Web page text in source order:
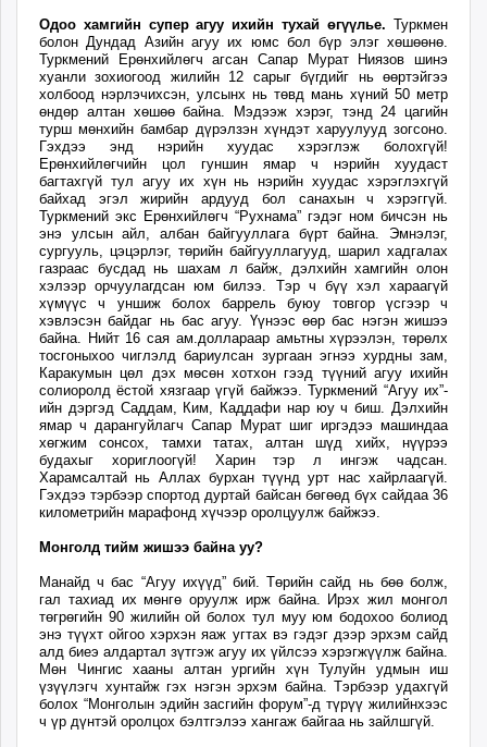
Одоо хамгийн супер агуу ихийн тухай өгүүлье. Туркмен
болон Дундад Азийн агуу их юмс бол бүр элэг хөшөөнө.
Туркмений Ерөнхийлөгч агсан Сапар Мурат Ниязов шинэ
хуанли зохиогоод жилийн 12 сарыг бүгдийг нь өөртэйгээ
холбоод нэрлэчихсэн, улсынх нь төвд мань хүний 50 метр
өндөр алтан хөшөө байна. Мэдээж хэрэг, тэнд 24 цагийн
турш мөнхийн бамбар дүрэлзэн хүндэт харуулууд зогсоно.
Гэхдээ энд нэрийн хуудас хэрэглэж болохгүй!
Ерөнхийлөгчийн цол гуншин ямар ч нэрийн хуудаст
багтахгүй тул агуу их хүн нь нэрийн хуудас хэрэглэхгүй
байхад эгэл жирийн ардууд бол санахын ч хэрэггүй.
Туркмений экс Ерөнхийлөгч “Рухнама” гэдэг ном бичсэн нь
энэ улсын айл, албан байгууллага бүрт байна. Эмнэлэг,
сургууль, цэцэрлэг, төрийн байгууллагууд, шарил хадгалах
газраас бусдад нь шахам л байж, дэлхийн хамгийн олон
хэлээр орчуулагдсан юм билээ. Тэр ч бүү хэл хараагүй
хүмүүс ч уншиж болох баррель буюу товгор үсгээр ч
хэвлэсэн байдаг нь бас агуу. Үүнээс өөр бас нэгэн жишээ
байна. Нийт 16 сая ам.доллараар амьтны хүрээлэн, төрөлх
тосгоныхоо чиглэлд бариулсан зургаан эгнээ хурдны зам,
Каракумын цөл дэх мөсөн хотхон гээд түүний агуу ихийн
солиоролд ёстой хязгаар үгүй байжээ. Туркмений “Агуу их”-
ийн дэргэд Саддам, Ким, Каддафи нар юу ч биш. Дэлхийн
ямар ч дарангуйлагч Сапар Мурат шиг иргэдээ машиндаа
хөгжим сонсох, тамхи татах, алтан шүд хийх, нүүрээ
будахыг хориглоогүй! Харин тэр л ингэж чадсан.
Харамсалтай нь Аллах бурхан түүнд урт нас хайрлаагүй.
Гэхдээ тэрбээр спортод дуртай байсан бөгөөд бүх сайдаа 36
километрийн марафонд хүчээр оролцуулж байжээ.
Монголд тийм жишээ байна уу?
Манайд ч бас “Агуу ихүүд” бий. Төрийн сайд нь бөө болж,
гал тахиад их мөнгө оруулж ирж байна. Ирэх жил монгол
төгрөгийн 90 жилийн ой болох тул муу юм бодохоо болиод
энэ түүхт ойгоо хэрхэн яаж угтах вэ гэдэг дээр эрхэм сайд
алд биеэ алдартал зүтгэж агуу их үйлсээ хэрэгжүүлж байна.
Мөн Чингис хааны алтан ургийн хүн Тулуйн удмын иш
үзүүлэгч хунтайж гэх нэгэн эрхэм байна. Тэрбээр удахгүй
болох “Монголын эдийн засгийн форум”-д түрүү жилийнхээс
ч үр дүнтэй оролцох бэлтгэлээ хангаж байгаа нь зайлшгүй.